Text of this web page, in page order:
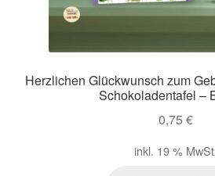
Über Wohlzeit
Vertrag widerrufen
Herzlichen Glückwunsch zum
Schokoladentafel –
0,75 €
inkl. 19 %